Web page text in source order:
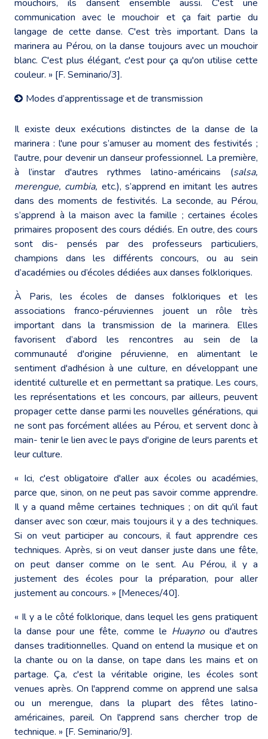
mouchoirs, ils dansent ensemble aussi. C'est une
communication avec le mouchoir et ça fait partie du
langage de cette danse. C'est très important. Dans la
marinera au Pérou, on la danse toujours avec un mouchoir
blanc. C'est plus élégant, c'est pour ça qu'on utilise cette
couleur. » [F. Seminario/3].
Modes d’apprentissage et de transmission
Il existe deux exécutions distinctes de la danse de la
marinera : l'une pour s’amuser au moment des festivités ;
l'autre, pour devenir un danseur professionnel. La première,
à l’instar d'autres rythmes latino-américains (salsa,
merengue, cumbia, etc.), s’apprend en imitant les autres
dans des moments de festivités. La seconde, au Pérou,
s’apprend à la maison avec la famille ; certaines écoles
primaires proposent des cours dédiés. En outre, des cours
sont dis- pensés par des professeurs particuliers,
champions dans les différents concours, ou au sein
d’académies ou d’écoles dédiées aux danses folkloriques.
À Paris, les écoles de danses folkloriques et les
associations franco-péruviennes jouent un rôle très
important dans la transmission de la marinera. Elles
favorisent d’abord les rencontres au sein de la
communauté d'origine péruvienne, en alimentant le
sentiment d'adhésion à une culture, en développant une
identité culturelle et en permettant sa pratique. Les cours,
les représentations et les concours, par ailleurs, peuvent
propager cette danse parmi les nouvelles générations, qui
ne sont pas forcément allées au Pérou, et servent donc à
main- tenir le lien avec le pays d'origine de leurs parents et
leur culture.
« Ici, c'est obligatoire d'aller aux écoles ou académies,
parce que, sinon, on ne peut pas savoir comme apprendre.
Il y a quand même certaines techniques ; on dit qu'il faut
danser avec son cœur, mais toujours il y a des techniques.
Si on veut participer au concours, il faut apprendre ces
techniques. Après, si on veut danser juste dans une fête,
on peut danser comme on le sent. Au Pérou, il y a
justement des écoles pour la préparation, pour aller
justement au concours. » [Meneces/40].
« Il y a le côté folklorique, dans lequel les gens pratiquent
la danse pour une fête, comme le Huaynoou d'autres
danses traditionnelles. Quand on entend la musique et on
la chante ou on la danse, on tape dans les mains et on
partage. Ça, c'est la véritable origine, les écoles sont
venues après. On l'apprend comme on apprend une salsa
ou un merengue, dans la plupart des fêtes latino-
américaines, pareil. On l'apprend sans chercher trop de
technique. » [F. Seminario/9].